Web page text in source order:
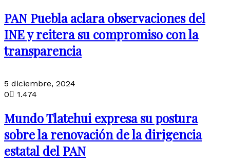
PAN Puebla aclara observaciones del
INE y reitera su compromiso con la
transparencia
5 diciembre, 2024
0
1.474
Mundo Tlatehui expresa su postura
sobre la renovación de la dirigencia
estatal del PAN